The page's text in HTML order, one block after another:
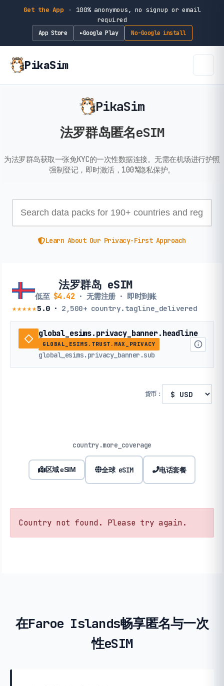
Get the App ·
100% anonymous, no signup or email
required
App Store ►Google Play No-Google install
PikaSim
PikaSim
法罗群岛匿名eSIM
为法罗群岛获取一张免KYC的一次性数据连接。无需在机场进行护照
强制登记，即时激活，100%隐私保护。
Learn About Our Privacy-First Approach
法罗群岛 eSIM
低至 $4.42 · 无需注册 · 即时到账
★★★★★5.0· 2,500+ country.tagline_delivered
global_esims.privacy_banner.headline
GLOBAL_ESIMS.TRUST.MAX_PRIVACY
global_esims.privacy_banner.sub
货币：
country.more_coverage
区域 eSIM 全球 eSIM 电话套餐
Country not found. Please try again.
在Faroe Islands畅享匿名与一次
性eSIM